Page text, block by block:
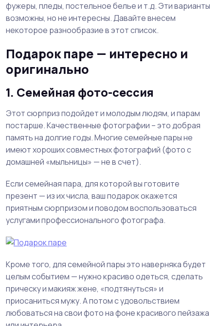
фужеры, пледы, постельное белье и т.д. Эти варианты
возможны, но не интересны. Давайте внесем
некоторое разнообразие в этот список.
Подарок паре — интересно и
оригинально
1. Семейная фото-сессия
Этот сюрприз подойдет и молодым людям, и парам
постарше. Качественные фотографии – это добрая
память на долгие годы. Многие семейные пары не
имеют хороших совместных фотографий (фото с
домашней «мыльницы» — не в счет).
Если семейная пара, для которой вы готовите
презент — из их числа, ваш подарок окажется
приятным сюрпризом и поводом воспользоваться
услугами профессионального фотографа.
Кроме того, для семейной пары это наверняка будет
целым событием — нужно красиво одеться, сделать
прическу и макияж жене, «подтянуться» и
приосаниться мужу. А потом с удовольствием
любоваться на свои фото на фоне красивого пейзажа